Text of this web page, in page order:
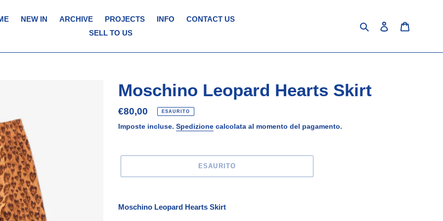
NEW IN ARCHIVE PROJECTS INFO
CONTACT US
SELL TO US
Cerca Accedi
Moschino Leopard Hearts Skirt
Prezzo
di
€80,00 ESAURITO
Imposte incluse. Spedizione calcolata al momento del pagamento.
ESAURITO
del
Moschino Leopard Hearts Skirt